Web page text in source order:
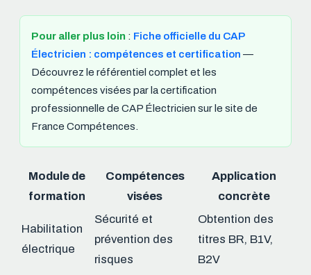
Pour aller plus loin : Fiche officielle du CAP
Électricien : compétences et certification —
Découvrez le référentiel complet et les
compétences visées par la certification
professionnelle de CAP Électricien sur le site de
France Compétences.
Module de
formation
Compétences
visées
Application
concrète
Habilitation
électrique
Sécurité et
prévention des
risques
Obtention des
titres BR, B1V,
B2V